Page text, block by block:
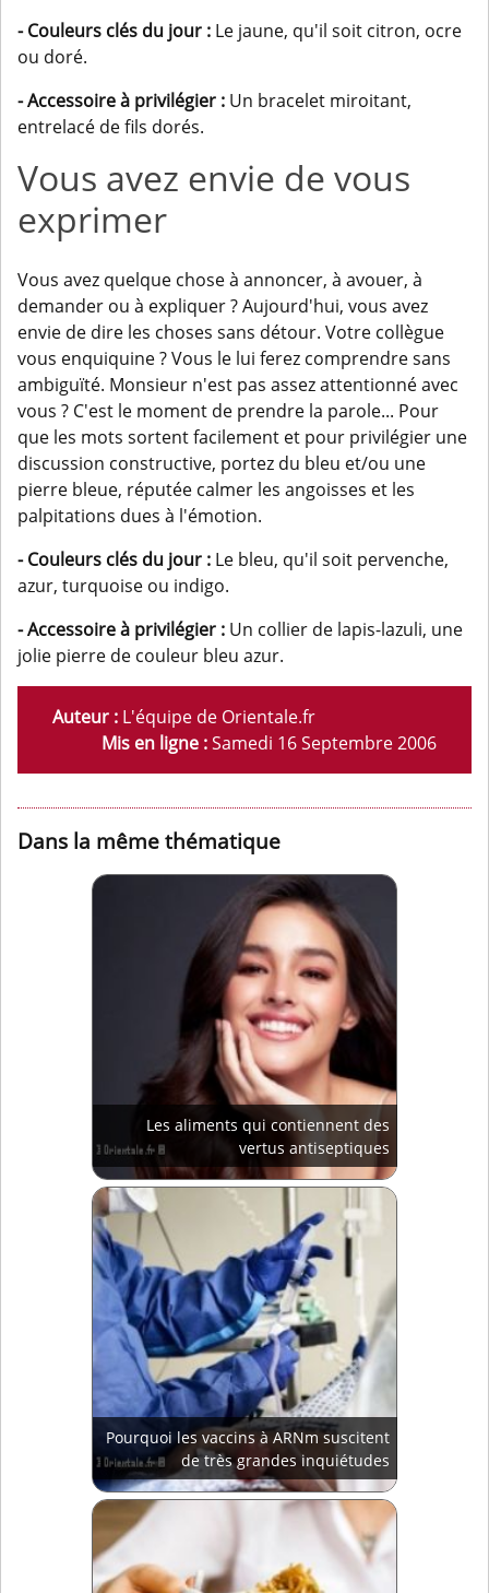
- Couleurs clés du jour : Le jaune, qu'il soit citron, ocre
ou doré.
- Accessoire à privilégier : Un bracelet miroitant,
entrelacé de fils dorés.
Vous avez envie de vous
exprimer
Vous avez quelque chose à annoncer, à avouer, à
demander ou à expliquer ? Aujourd'hui, vous avez
envie de dire les choses sans détour. Votre collègue
vous enquiquine ? Vous le lui ferez comprendre sans
ambiguïté. Monsieur n'est pas assez attentionné avec
vous ? C'est le moment de prendre la parole... Pour
que les mots sortent facilement et pour privilégier une
discussion constructive, portez du bleu et/ou une
pierre bleue, réputée calmer les angoisses et les
palpitations dues à l'émotion.
- Couleurs clés du jour : Le bleu, qu'il soit pervenche,
azur, turquoise ou indigo.
- Accessoire à privilégier : Un collier de lapis-lazuli, une
jolie pierre de couleur bleu azur.
Auteur : L'équipe de Orientale.fr
Mis en ligne :Samedi 16 Septembre 2006
Dans la même thématique
Les aliments qui contiennent des
vertus antiseptiques
Pourquoi les vaccins à ARNm suscitent
de très grandes inquiétudes